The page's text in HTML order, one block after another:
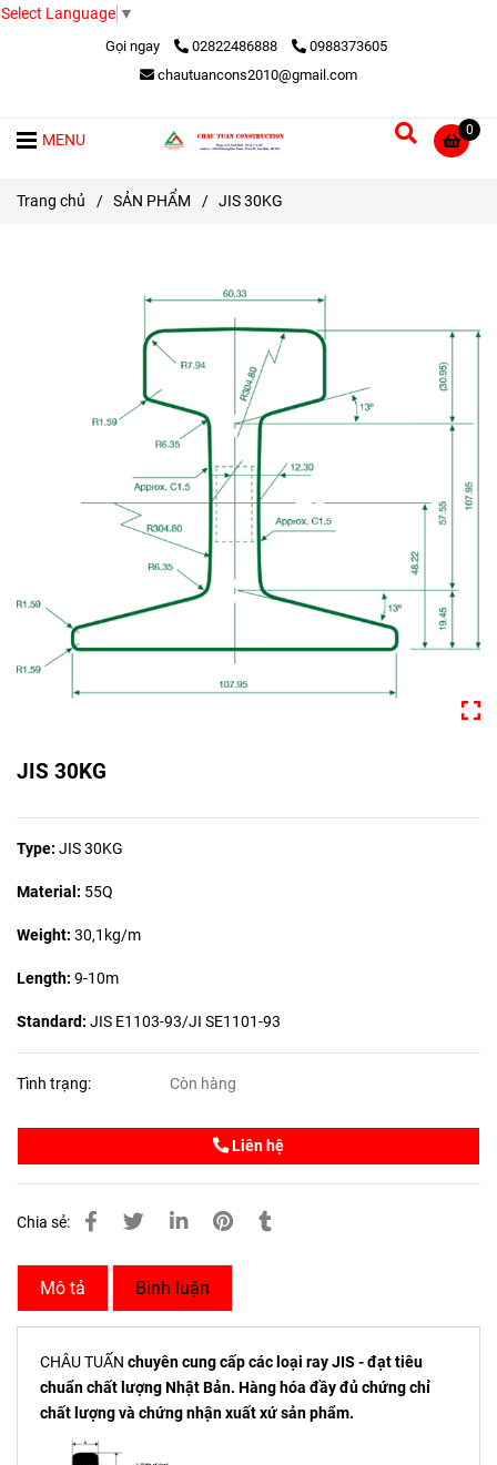
Select Language ▼
Gọi ngay 02822486888
0988373605
chautuancons2010@gmail.com
0
MENU
Trang chủ / SẢN PHẨM / JIS 30KG
JIS 30KG
Type: JIS 30KG
Material: 55Q
Weight: 30,1kg/m
Length: 9-10m
Standard: JIS E1103-93/JI SE1101-93
Tình trạng: Còn hàng
Liên hệ
Chia sẻ:
Mô tả Bình luận
CHÂU TUẤN chuyên cung cấp các loại ray JIS - đạt tiêu
chuẩn chất lượng Nhật Bản. Hàng hóa đầy đủ chứng chỉ
chất lượng và chứng nhận xuất xứ sản phẩm.